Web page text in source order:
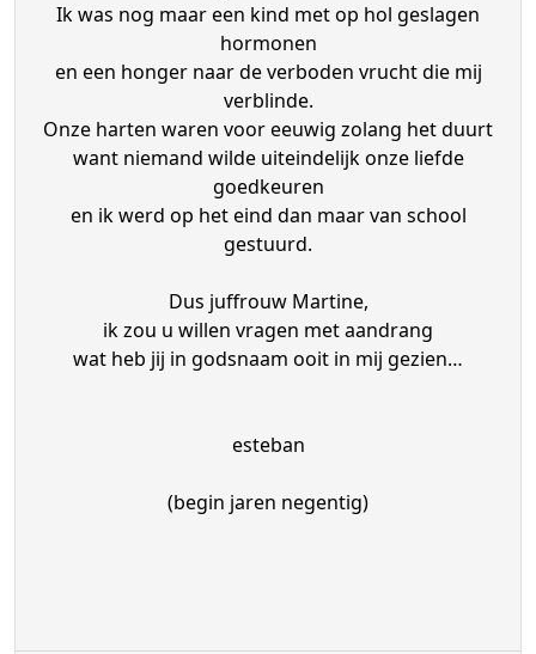
Ik was nog maar een kind met op hol geslagen
hormonen
en een honger naar de verboden vrucht die mij
verblinde.
Onze harten waren voor eeuwig zolang het duurt
want niemand wilde uiteindelijk onze liefde
goedkeuren
en ik werd op het eind dan maar van school
gestuurd.
Dus juffrouw Martine,
ik zou u willen vragen met aandrang
wat heb jij in godsnaam ooit in mij gezien…
esteban
(begin jaren negentig)